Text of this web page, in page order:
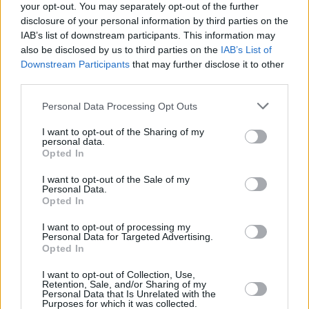
your opt-out. You may separately opt-out of the further
disclosure of your personal information by third parties on the
IAB’s list of downstream participants. This information may
also be disclosed by us to third parties on the IAB’s List of
Downstream Participants that may further disclose it to other
Personal Data Processing Opt Outs
I want to opt-out of the Sharing of my
personal data.
Opted In
I want to opt-out of the Sale of my
Personal Data.
Opted In
I want to opt-out of processing my
Personal Data for Targeted Advertising.
Opted In
I want to opt-out of Collection, Use,
Retention, Sale, and/or Sharing of my
Personal Data that Is Unrelated with the
Purposes for which it was collected.
ετών, με ανακαινίσεις οικονομικά δύσκολες ή
χρονοβόρες.
Ηαύξηση των τιμών των υλικών και της ενέργειας
ιδίως το 2022, εκτόξευσε το κόστος νέων
κατασκευών.
δεκαετής αδράνεια στον κατασκευαστικό τομέα
(2010–2020) άφησε πίσω σημαντικά κενά, τα οποία
ακόμα δεν έχουν καλυφθεί.
βραχυχρόνιες μισθώσειςστερούν σημαντικό αριθμό
κατοικιών από τη μακροχρόνια αγορά, κυρίως σε
τουριστικές περιοχές όπως το Νότιο Αιγαίο και η
Κρήτη.
Παράλληλα, καταγράφονται794.000 κενές κατοικίες
κυρίως σε αστικά κέντρα – που μπορούν να
αξιοποιηθούν ως λύση ενίσχυσης της προσφοράς.
Αποκλίσεις εισοδήματος – τιμών: Η στέγαση γίνεται
Η Alpha Bank διαπιστώνει πως οιτιμές των κατοικιών